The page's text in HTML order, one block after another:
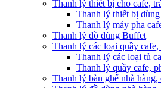
Thanh lý thiết bị cho cafe,
Thanh lý thiết bị dùng
Thanh lý máy pha
Thanh lý đồ dùng Buffet
Thanh lý các loại quầy cafe,
Thanh lý các loại tủ
Thanh lý quầy cafe,
Thanh lý bàn ghế nhà hàng,